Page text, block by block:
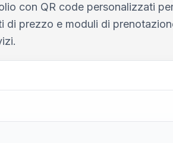
con QR code personalizzati
di prezzo e moduli di